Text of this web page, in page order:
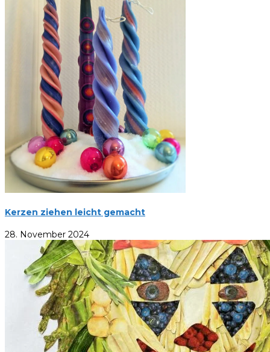
Kerzen ziehen leicht gemacht
28. November 2024